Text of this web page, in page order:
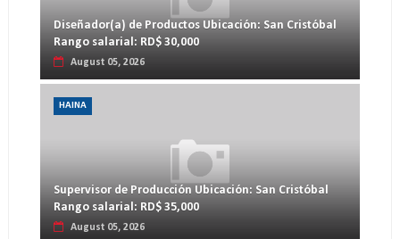
Diseñador(a) de Productos Ubicación: San Cristóbal
Rango salarial: RD$ 30,000
August 05, 2026
HAINA
Supervisor de Producción Ubicación: San Cristóbal
Rango salarial: RD$ 35,000
August 05, 2026